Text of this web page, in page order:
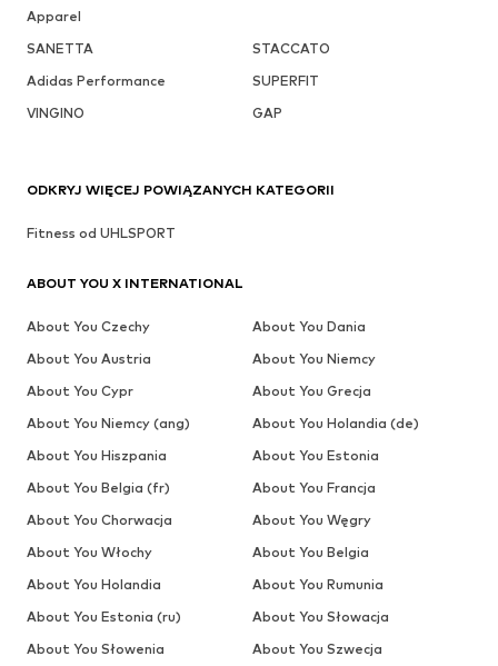
Apparel
SANETTA
STACCATO
Adidas Performance
SUPERFIT
VINGINO
GAP
ODKRYJ WIĘCEJ POWIĄZANYCH KATEGORII
Fitness od UHLSPORT
ABOUT YOU X INTERNATIONAL
About You Czechy
About You Dania
About You Austria
About You Niemcy
About You Cypr
About You Grecja
About You Niemcy (ang)
About You Holandia (de)
About You Hiszpania
About You Estonia
About You Belgia (fr)
About You Francja
About You Chorwacja
About You Węgry
About You Włochy
About You Belgia
About You Holandia
About You Rumunia
About You Estonia (ru)
About You Słowacja
About You Słowenia
About You Szwecja